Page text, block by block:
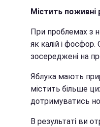
Містить поживні
При проблемах з
як калій і
зосереджені на
Яблука мають
містить більше
дотримуватись
В результаті ви